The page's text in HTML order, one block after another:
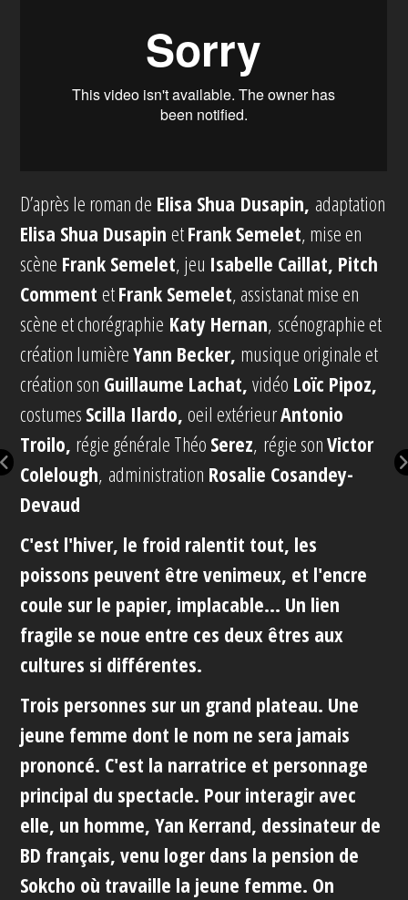
D’après le roman de Elisa Shua Dusapin, adaptation
Elisa Shua Dusapin etFrank Semelet, mise en
scène Frank Semelet, jeu Isabelle Caillat, Pitch
Comment etFrank Semelet, assistanat mise en
scène et chorégraphie Katy Hernan, scénographie et
création lumièreYann Becker, musique originale et
création son Guillaume Lachat,vidéo Loïc Pipoz,
costumes Scilla Ilardo, oeil extérieurAntonio
Troilo, régie générale Théo Serez, régie sonVictor
Colelough, administration Rosalie Cosandey-
Devaud
C'est l'hiver, le froid ralentit tout, les
poissons peuvent être venimeux, et l'encre
coule sur le papier, implacable... Un lien
fragile se noue entre ces deux êtres aux
cultures si différentes.
Trois personnes sur un grand plateau. Une
jeune femme dont le nom ne sera jamais
prononcé. C'est la narratrice et personnage
principal du spectacle. Pour interagir avec
elle, un homme, Yan Kerrand, dessinateur de
BD français, venu loger dans la pension de
Sokcho où travaille la jeune femme. On